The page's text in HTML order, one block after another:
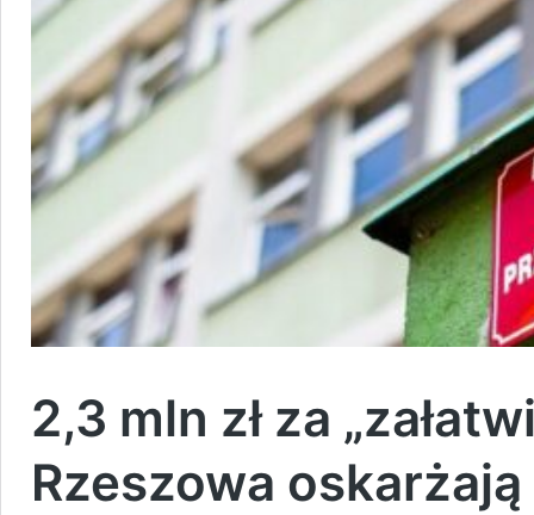
2,3 mln zł za
Rzeszowa